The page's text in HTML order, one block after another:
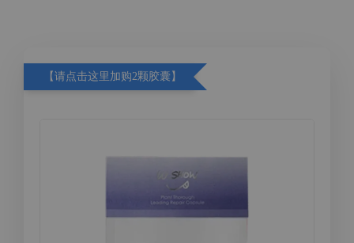
【请点击这里加购2颗胶囊】